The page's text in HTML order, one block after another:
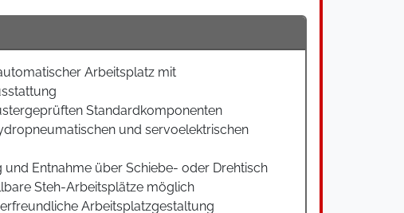
Arbeitsplatz mit
Standardkomponenten
und servoelektrischen
Entnahme über Schiebe- oder Drehtisch
Steh-Arbeitsplätze möglich
Arbeitsplatzgestaltung